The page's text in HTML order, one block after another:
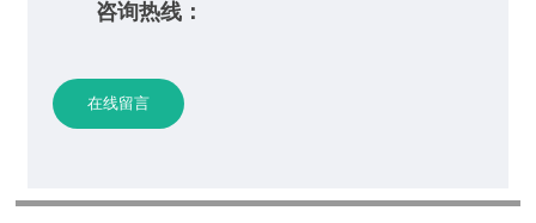
咨询热线：
在线留言